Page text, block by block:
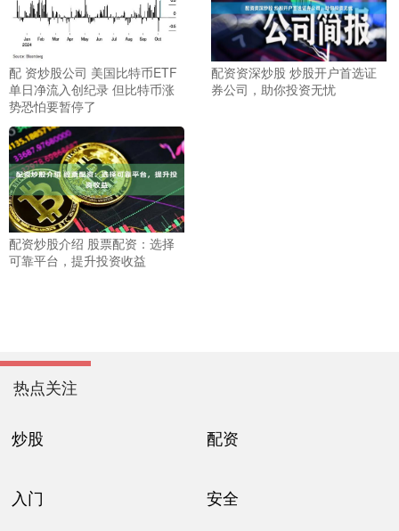
配 资炒股公司 美国比特币ETF
单日净流入创纪录 但比特币涨
势恐怕要暂停了
配资资深炒股 炒股开户首选证
券公司，助你投资无忧
配资炒股介绍 股票配资：选择
可靠平台，提升投资收益
热点关注
炒股 配资
入门 安全